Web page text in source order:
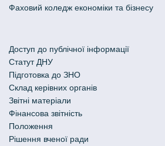
Фаховий коледж економіки та бізнесу
Доступ до публічної інформації
Статут ДНУ
Підготовка до ЗНО
Склад керівних органів
Звітні матеріали
Фінансова звітність
Положення
Рішення вченої ради